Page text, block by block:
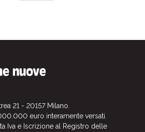
21 - 20157 Milano.
euro interamente versati.
Iva e Iscrizione al Registro delle